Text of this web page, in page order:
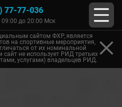
77-77-036
09:00 до 20:00 Мск
сайтом ФХР, является
на спортивные мероприятия,
от их номинальной
сайт не использует РИД третьих
услугами) владельцев РИД.